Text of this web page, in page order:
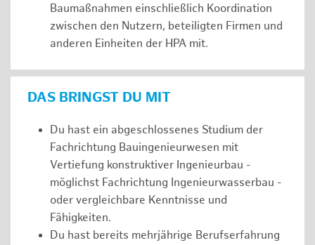
Baumaßnahmen einschließlich Koordination
zwischen den Nutzern, beteiligten Firmen und
anderen Einheiten der HPA mit.
DAS BRINGST DU MIT
Du hast ein abgeschlossenes Studium der
Fachrichtung Bauingenieurwesen mit
Vertiefung konstruktiver Ingenieurbau -
möglichst Fachrichtung Ingenieurwasserbau -
oder vergleichbare Kenntnisse und
Fähigkeiten.
Du hast bereits mehrjährige Berufserfahrung